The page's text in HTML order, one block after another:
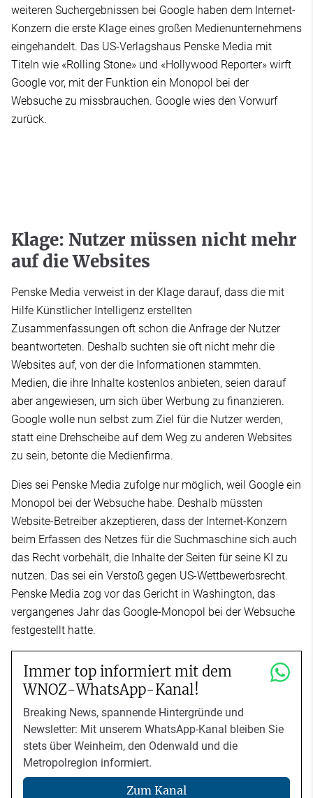
weiteren Suchergebnissen bei Google haben dem Internet-
Konzern die erste Klage eines großen Medienunternehmens
eingehandelt. Das US-Verlagshaus Penske Media mit
Titeln wie «Rolling Stone» und «Hollywood Reporter» wirft
Google vor, mit der Funktion ein Monopol bei der
Websuche zu missbrauchen. Google wies den Vorwurf
zurück.
Klage: Nutzer müssen nicht mehr
auf die Websites
Penske Media verweist in der Klage darauf, dass die mit
Hilfe Künstlicher Intelligenz erstellten
Zusammenfassungen oft schon die Anfrage der Nutzer
beantworteten. Deshalb suchten sie oft nicht mehr die
Websites auf, von der die Informationen stammten.
Medien, die ihre Inhalte kostenlos anbieten, seien darauf
aber angewiesen, um sich über Werbung zu finanzieren.
Google wolle nun selbst zum Ziel für die Nutzer werden,
statt eine Drehscheibe auf dem Weg zu anderen Websites
zu sein, betonte die Medienfirma.
Dies sei Penske Media zufolge nur möglich, weil Google ein
Monopol bei der Websuche habe. Deshalb müssten
Website-Betreiber akzeptieren, dass der Internet-Konzern
beim Erfassen des Netzes für die Suchmaschine sich auch
das Recht vorbehält, die Inhalte der Seiten für seine KI zu
nutzen. Das sei ein Verstoß gegen US-Wettbewerbsrecht.
Penske Media zog vor das Gericht in Washington, das
vergangenes Jahr das Google-Monopol bei der Websuche
festgestellt hatte.
Immer top informiert mit dem
WNOZ-WhatsApp-Kanal!
Breaking News, spannende Hintergründe und
Newsletter: Mit unserem WhatsApp-Kanal bleiben Sie
stets über Weinheim, den Odenwald und die
Metropolregion informiert.
Zum Kanal